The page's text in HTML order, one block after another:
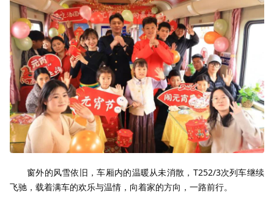
窗外的风雪依旧，车厢内的温暖从未消散，T252/3次列车继续
飞驰，载着满车的欢乐与温情，向着家的方向，一路前行。